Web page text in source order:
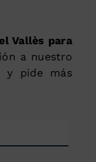
Vallès para
a nuestro
y pide más